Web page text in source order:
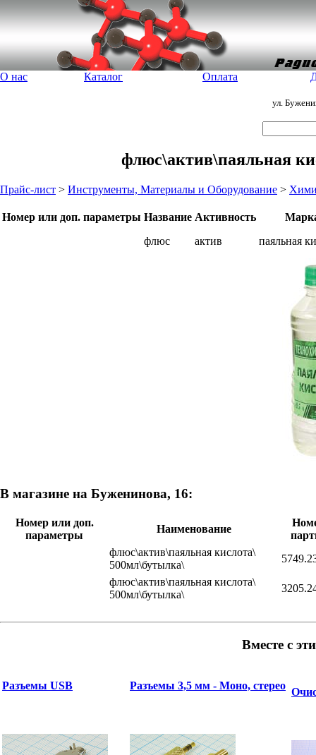
О нас Каталог Оплата
ул.
флюс\актив\паяльная
Прайс-лист > Инструменты, Материалы и Оборудование >
Номер или доп. параметры Название Активность
флюс
актив паяльная
В магазине на Буженинова, 16:
Номер или доп.
параметры
Наименование
флюс\актив\паяльная кислота\
500мл\бутылка\
флюс\актив\паяльная кислота\
500мл\бутылка\
Вместе с
Разъемы USB Разъемы 3,5 мм - Моно, стерео